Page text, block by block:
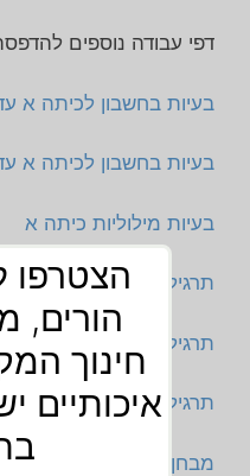
דפי עבודה נוספים
בעיות בחשבון לכיתה א עד
בעיות בחשבון לכיתה א עד
בעיות מילוליות כיתה א
תרגילי חיבור וחיסור
תרגילי חיבור עד 20 לכיתה א
תרגילי חיסור עד 20 לכיתה א
מבחן/מבדק בחשבון כיתה
הורים,
חינוך
איכותיים